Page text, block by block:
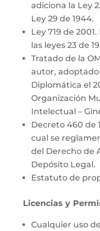
adiciona la Ley
Ley 29 de 1944.
Ley 719 de
las leyes 23 de
Tratado de la
autor,
Diplomática el
Organización
Intelectual –
Decreto 460 de
cual se
del Derecho de
Depósito Legal.
Estatuto de
Licencias y
Cualquier uso